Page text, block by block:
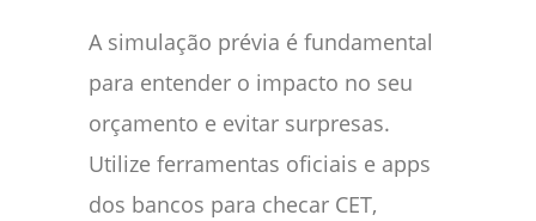
A simulação prévia é fundamental
para entender o impacto no seu
orçamento e evitar surpresas.
Utilize ferramentas oficiais e apps
dos bancos para checar CET,